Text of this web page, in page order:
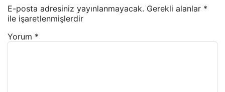
E-posta adresiniz yayınlanmayacak. Gerekli alanlar *
ile işaretlenmişlerdir
Yorum *